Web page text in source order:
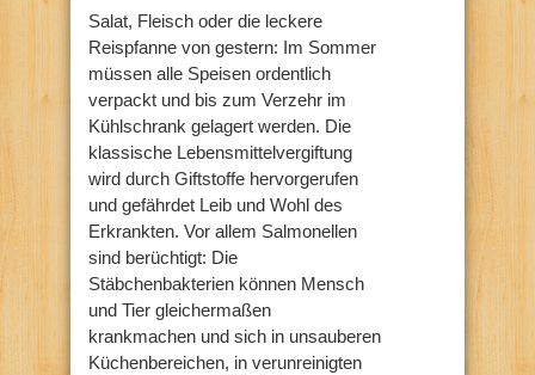
Salat, Fleisch oder die leckere
Reispfanne von gestern: Im Sommer
müssen alle Speisen ordentlich
verpackt und bis zum Verzehr im
Kühlschrank gelagert werden. Die
klassische Lebensmittelvergiftung
wird durch Giftstoffe hervorgerufen
und gefährdet Leib und Wohl des
Erkrankten. Vor allem Salmonellen
sind berüchtigt: Die
Stäbchenbakterien können Mensch
und Tier gleichermaßen
krankmachen und sich in unsauberen
Küchenbereichen, in verunreinigten